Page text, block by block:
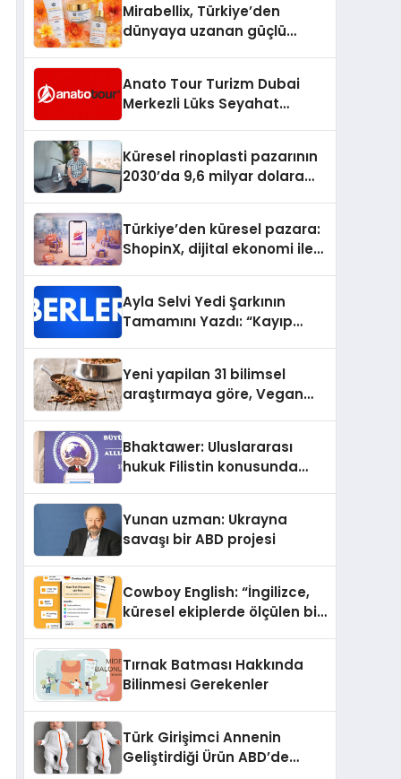
Mirabellix, Türkiye’den
dünyaya uzanan güçlü
Anato Tour Turizm Dubai
Merkezli Lüks Seyahat
Küresel rinoplasti pazarının
2030’da 9,6 milyar dolara
Türkiye’den küresel pazara:
ShopinX, dijital ekonomi ile
Ayla Selvi Yedi Şarkının
Tamamını Yazdı: “Kayıp
Yeni yapilan 31 bilimsel
araştırmaya göre, Vegan
Sindirildiğini Ortaya Koydu
Bhaktawer: Uluslararası
hukuk Filistin konusunda
Yunan uzman: Ukrayna
savaşı bir ABD projesi
Cowboy English: “İngilizce,
küresel ekiplerde ölçülen bir
Tırnak Batması Hakkında
Bilinmesi Gerekenler
Türk Girişimci Annenin
Geliştirdiği Ürün ABD’de